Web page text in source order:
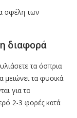
οφέλη των
διαφορά
τα όσπρια
μειώνει τα φυσικά
για το
2-3 φορές κατά